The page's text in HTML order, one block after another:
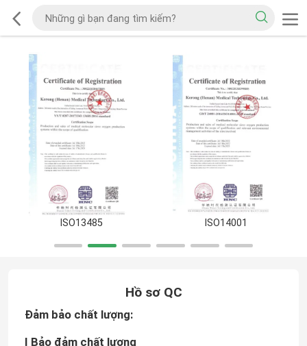
ISO13485 ISO14001
Hồ sơ QC
Đảm bảo chất lượng:
I Bảo đảm chất lượng